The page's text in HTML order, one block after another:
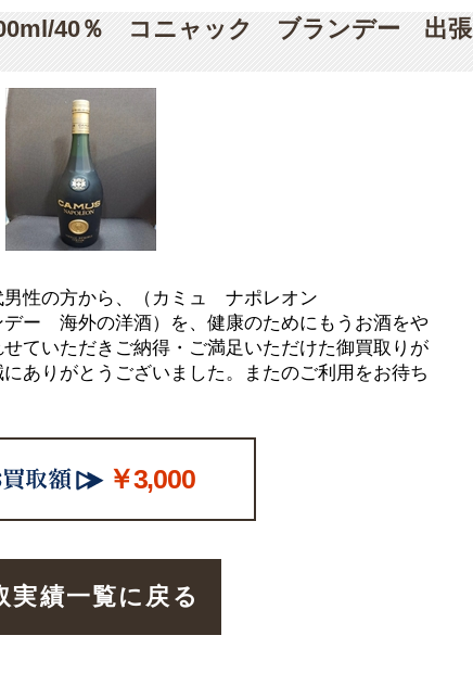
40％ コニャック ブランデー 出張
男性の方から、（カミュ ナポレオン
ー 海外の洋酒）を、健康のためにもうお酒をや
ていただきご納得・ご満足いただけた御買取りが
ありがとうございました。またのご利用をお待ち
￥3,000
実績一覧に戻る